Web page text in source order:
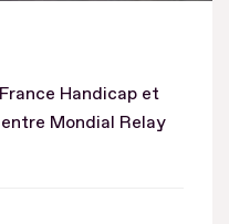
Handicap et
Mondial Relay